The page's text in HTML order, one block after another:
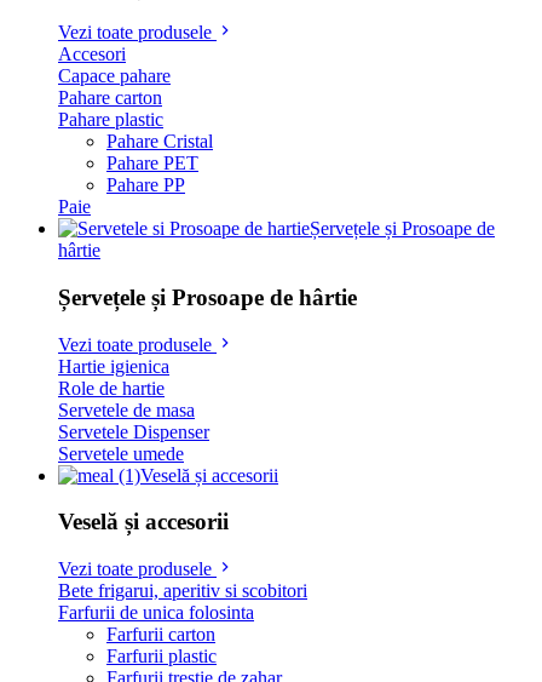
Vezi toate produsele
Accesori
Capace pahare
Pahare carton
Pahare plastic
Pahare Cristal
Pahare PET
Pahare PP
Paie
Șervețele și Prosoape de
hârtie
Șervețele și Prosoape de hârtie
Vezi toate produsele
Hartie igienica
Role de hartie
Servetele de masa
Servetele Dispenser
Servetele umede
Veselă și accesorii
Veselă și accesorii
Vezi toate produsele
Bete frigarui, aperitiv si scobitori
Farfurii de unica folosinta
Farfurii carton
Farfurii plastic